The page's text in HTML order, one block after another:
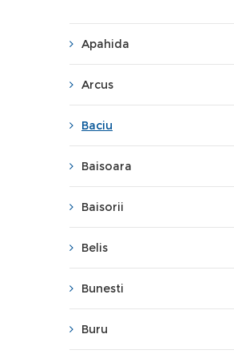
Apahida
Arcus
Baciu
Baisoara
Baisorii
Belis
Bunesti
Buru